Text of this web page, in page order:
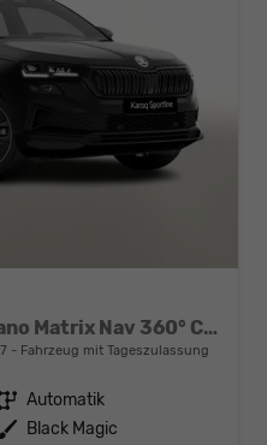
Sportline DSG Sportl Pano Matrix Nav 360° Canton ACC
Fahrzeug mit Tageszulassung
Getriebe Automatik
Außenfarbe Black Magic